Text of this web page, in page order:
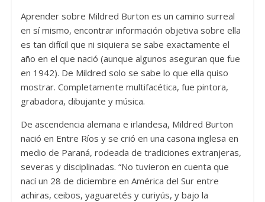
Aprender sobre Mildred Burton es un camino surreal
en sí mismo, encontrar información objetiva sobre ella
es tan difícil que ni siquiera se sabe exactamente el
año en el que nació (aunque algunos aseguran que fue
en 1942). De Mildred solo se sabe lo que ella quiso
mostrar. Completamente multifacética, fue pintora,
grabadora, dibujante y música.
De ascendencia alemana e irlandesa, Mildred Burton
nació en Entre Ríos y se crió en una casona inglesa en
medio de Paraná, rodeada de tradiciones extranjeras,
severas y disciplinadas. “No tuvieron en cuenta que
nací un 28 de diciembre en América del Sur entre
achiras, ceibos, yaguaretés y curiyús, y bajo la